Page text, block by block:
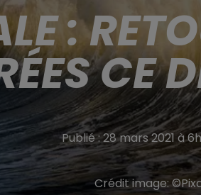
:
CE
Publié : 28 mars 2021 à
Crédit image: